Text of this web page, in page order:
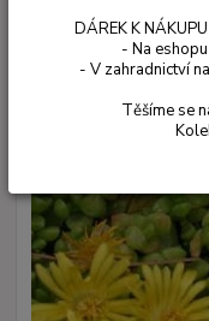
DÁREK K
- Na
- V zahradnictví
Těšíme se